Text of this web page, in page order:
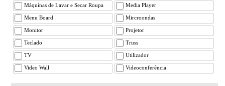
Máquinas de Lavar e Secar Roupa Media Player
Menu Board Mircroondas
Monitor Projetor
Teclado Truss
TV Utilizador
Video Wall Videoconferência